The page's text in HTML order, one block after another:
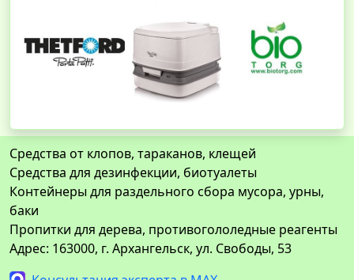
Средства от клопов, тараканов, клещей
Средства для дезинфекции, биотуалеты
Контейнеры для раздельного сбора мусора, урны,
баки
Пропитки для дерева, противогололедные реагенты
Адрес: 163000, г. Архангельск, ул. Свободы, 53